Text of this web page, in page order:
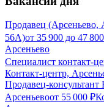
Продавец (Арсеньево,
56А)от 35 900 до 47 800
Арсеньево
Специалист контакт-
Контакт-центр,
Продавец-консультант
Арсеньевоот 55 000 ₽